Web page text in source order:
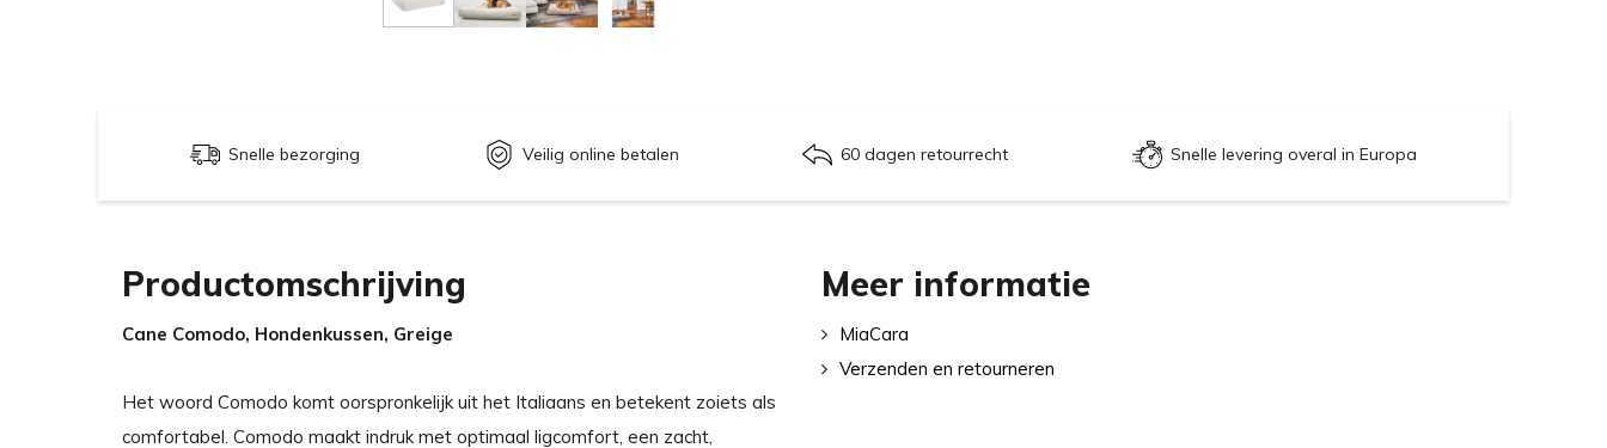
Snelle bezorging Veilig online betalen 60 dagen retourrecht Snelle levering overal in Europa
Productomschrijving
Cane Comodo, Hondenkussen, Greige
Het woord Comodo komt oorspronkelijk uit het Italiaans en betekent zoiets als
comfortabel. Comodo maakt indruk met optimaal ligcomfort, een zacht,
Meer informatie
MiaCara
Verzenden en retourneren